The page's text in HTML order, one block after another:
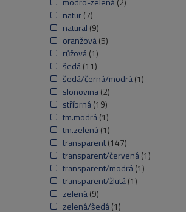
natur(7)
natural (9)
oranžová(5)
růžová(1)
šedá(11)
šedá/černá/modrá(1)
slonovina(2)
stříbrná(19)
tm.modrá(1)
tm.zelená(1)
transparent(147)
transparent/červená(1)
transparent/modrá(1)
transparent/žlutá(1)
zelená(9)
zelená/šedá(1)